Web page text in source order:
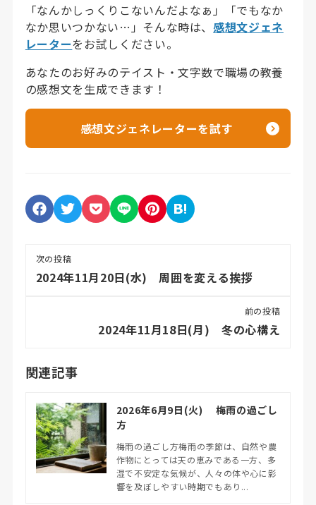
「なんかしっくりこないんだよなぁ」「でもなか
なか思いつかない…」そんな時は、感想文ジェネ
レーターをお試しください。
あなたのお好みのテイスト・文字数で職場の教養
の感想文を生成できます！
感想文ジェネレーターを試す
次の投稿
2024年11月20日(水) 周囲を変える挨拶
前の投稿
2024年11月18日(月) 冬の心構え
関連記事
2026年6月9日(火) 梅雨の過ごし
方
梅雨の過ごし方梅雨の季節は、自然や農
作物にとっては天の恵みである一方、多
湿で不安定な気候が、人々の体や心に影
響を及ぼしやすい時期でもあり...